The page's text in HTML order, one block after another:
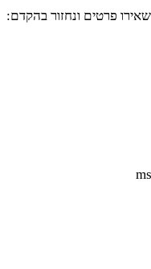
פרטים ונחזור בהקדם: